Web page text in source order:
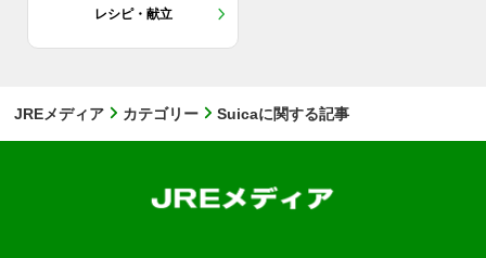
レシピ・献立
JREメディア カテゴリー Suicaに関する記事